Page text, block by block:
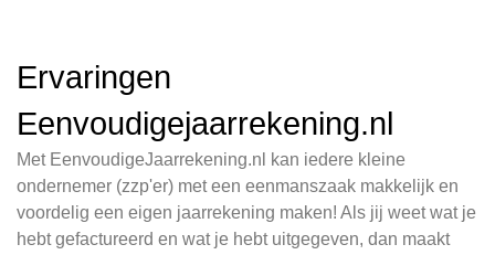
Ervaringen
Eenvoudigejaarrekening.nl
Met EenvoudigeJaarrekening.nl kan iedere kleine
ondernemer (zzp'er) met een eenmanszaak makkelijk en
voordelig een eigen jaarrekening maken! Als jij weet wat je
hebt gefactureerd en wat je hebt uitgegeven, dan maakt